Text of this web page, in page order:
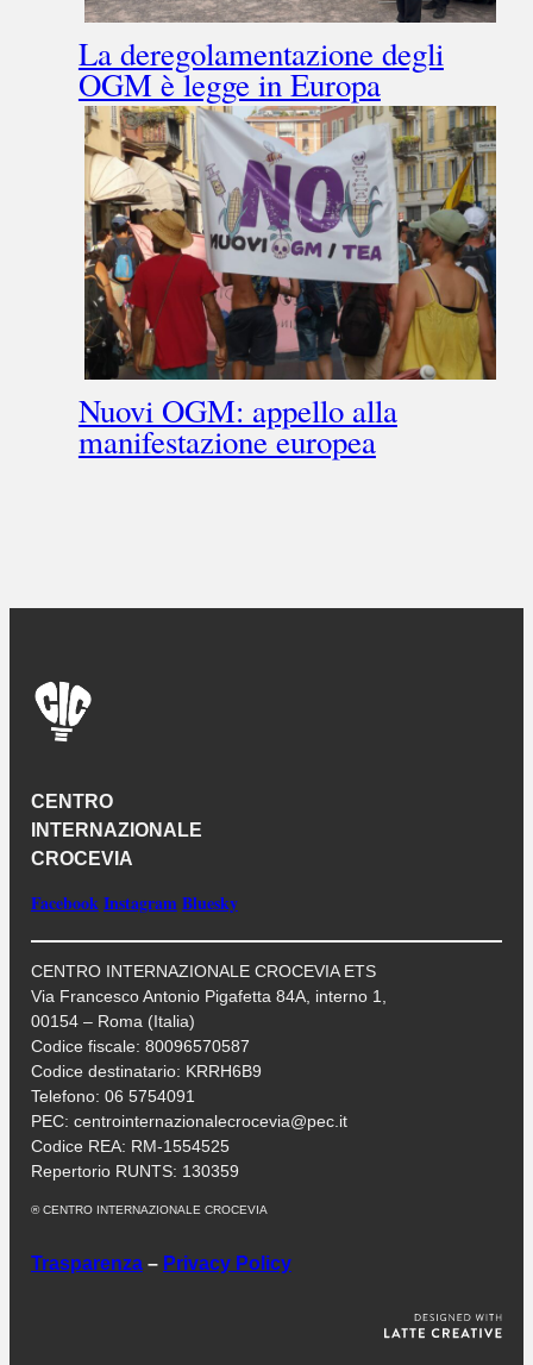
La deregolamentazione degli
OGM è legge in Europa
Nuovi OGM: appello alla
manifestazione europea
CENTRO
INTERNAZIONALE
CROCEVIA
FacebookInstagramBluesky
CENTRO INTERNAZIONALE CROCEVIA ETS
Via Francesco Antonio Pigafetta 84A, interno 1,
00154 – Roma (Italia)
Codice fiscale: 80096570587
Codice destinatario: KRRH6B9
Telefono: 06 5754091
PEC: centrointernazionalecrocevia@pec.it
Codice REA: RM-1554525
Repertorio RUNTS: 130359
® CENTRO INTERNAZIONALE CROCEVIA
Trasparenza– Privacy Policy